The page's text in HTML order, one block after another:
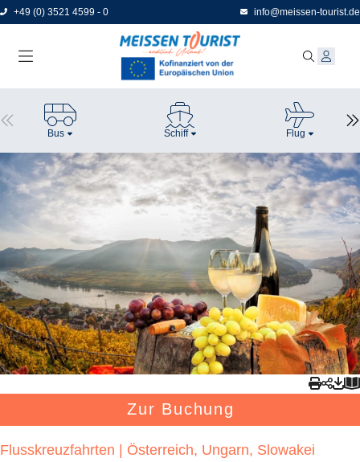
Direkt
zum
+49 (0) 3521 4599 - 0 info@meissen-tourist.de
Bus Schiff Flug
Zur Buchung
Flusskreuzfahrten | Österreich, Ungarn, Slowakei